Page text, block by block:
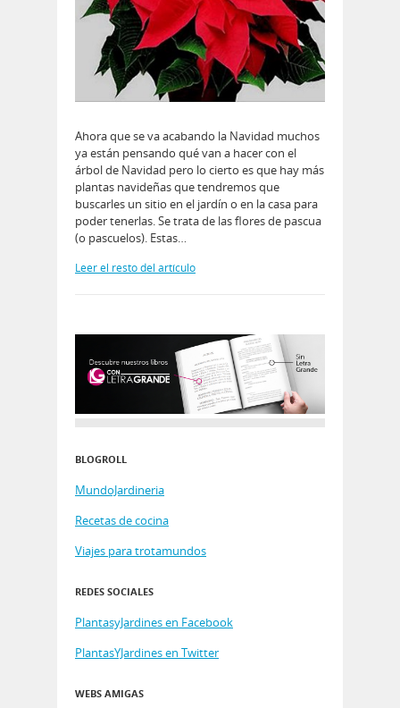
Ahora que se va acabando la Navidad muchos
ya están pensando qué van a hacer con el
árbol de Navidad pero lo cierto es que hay más
plantas navideñas que tendremos que
buscarles un sitio en el jardín o en la casa para
poder tenerlas. Se trata de las flores de pascua
(o pascuelos). Estas…
Leer el resto del artículo
BLOGROLL
MundoJardineria
Recetas de cocina
Viajes para trotamundos
REDES SOCIALES
PlantasyJardines en Facebook
PlantasYJardines en Twitter
WEBS AMIGAS